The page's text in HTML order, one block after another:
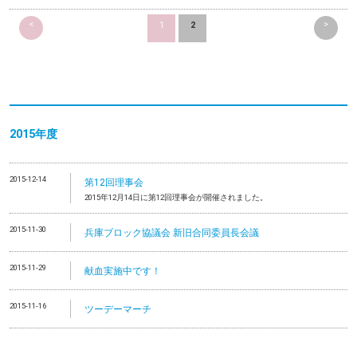
< 1 2 >
2015年度
2015-12-14 第12回理事会
2015年12月14日に第12回理事会が開催されました。
2015-11-30 兵庫ブロック協議会 新旧合同委員長会議
2015-11-29 献血実施中です！
2015-11-16 ツーデーマーチ